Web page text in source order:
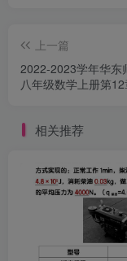
上一篇
2022-2023学年华东
八年级数学上册第
相关推荐